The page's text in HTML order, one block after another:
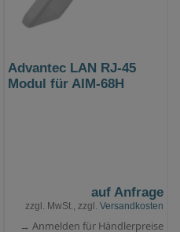
Advantec LAN RJ-45
Modul für AIM-68H
auf Anfrage
zzgl. MwSt., zzgl. Versandkosten
→ Anmelden für Händlerpreise